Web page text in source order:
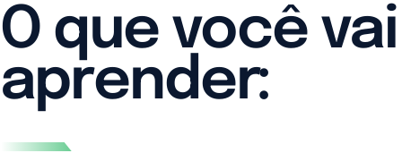
O que você vai
aprender: